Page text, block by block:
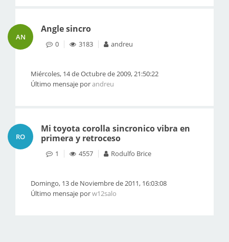
AN
Angle sincro
0 3183 andreu
Miércoles, 14 de Octubre de 2009, 21:50:22
Último mensaje porandreu
RO
Mi toyota corolla sincronico vibra en
primera y retroceso
1 4557 Rodulfo Brice
Domingo, 13 de Noviembre de 2011, 16:03:08
Último mensaje porw12salo